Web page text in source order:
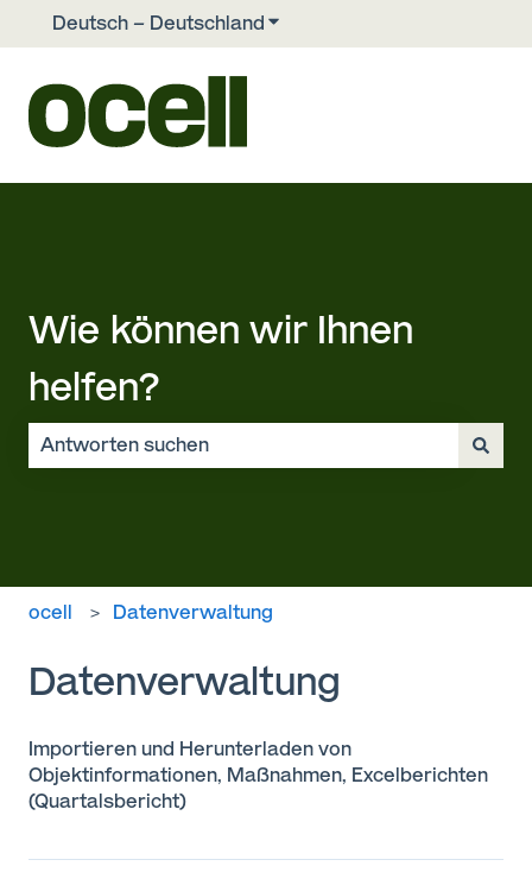
Deutsch – Deutschland Untermenü für
Wie können wir Ihnen
helfen?
ocell Datenverwaltung
Datenverwaltung
Importieren und Herunterladen von
Objektinformationen, Maßnahmen, Excelberichten
(Quartalsbericht)